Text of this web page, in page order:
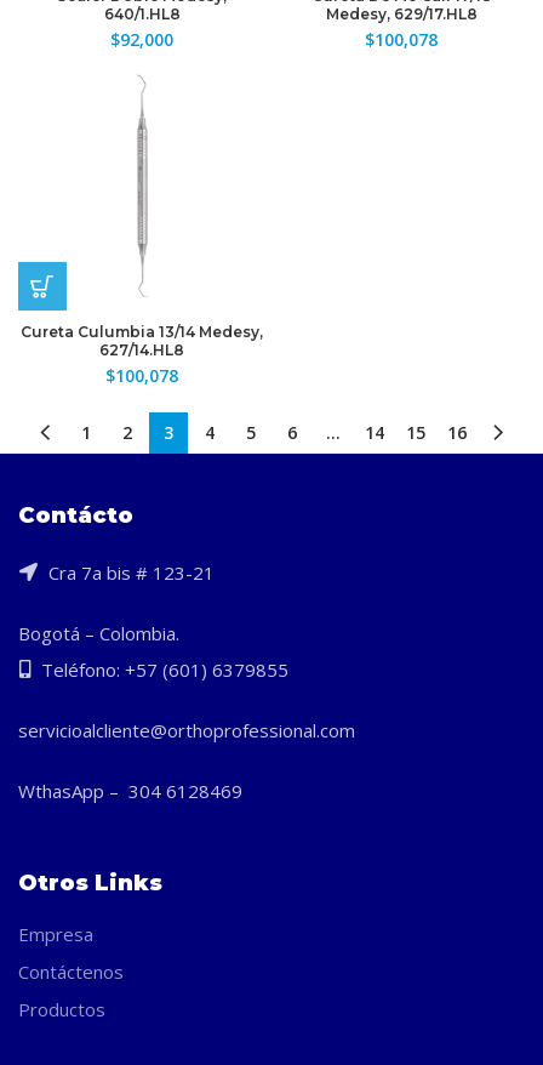
640/1.HL8
$92,000
Medesy, 629/17.HL8
$100,078
Cureta Culumbia 13/14 Medesy,
627/14.HL8
$100,078
1 2 3 4 5 6 … 14 15 16
Contácto
Cra 7a bis # 123-21
Bogotá – Colombia.
Teléfono: +57 (601) 6379855
servicioalcliente@orthoprofessional.com
WthasApp – 304 6128469
Otros Links
Empresa
Contáctenos
Productos